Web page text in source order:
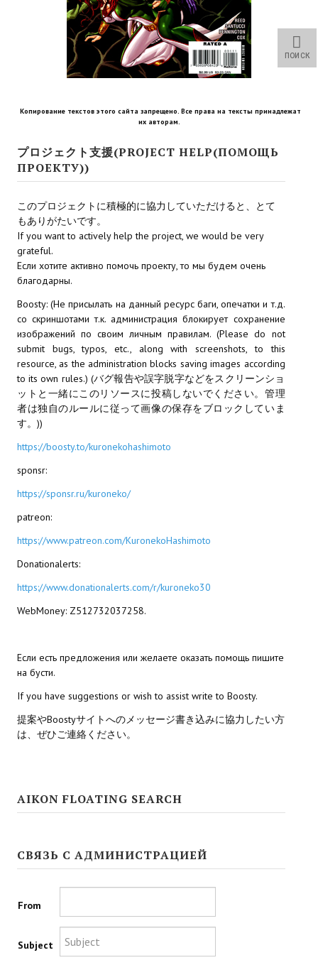
Star Trek Voyager Elite Force Remaster Fan Edition
Sacred Gold Remaster Fan Edition
Red Faction remaster Fan Edition
Aliens versus Predator 1 Remaster Fan Edition
Корсары 3 Сундук мертвеца Remaster Fan Edition
Sea Dogs Remaster Fan Edition
НОВОСТИ ПОРТАЛА
Новости Архив
МОДЫ ДЛЯ ИГР
Патчи
Mass Effect 2
Mass Effect 3
Моды
Divinity Original Sin Enhanced Edition
Dragon Age 2
Dragon Age: Inquisition
Fallout 3
Kingdoms of Amalur: Reckoning
Mass Effect Andromeda
Neverwinter Nights 1
Star Wars Jedi Knight: Dark Force II
Star Wars Knights of the Old Republic 2
Titan Quest Immortal Throne
Копирование текстов этого сайта запрещено. Все права на тексты принадлежат
их авторам.
プロジェクト支援(PROJECT HELP(ПОМОЩЬ
ПРОЕКТУ))
このプロジェクトに積極的に協力していただけると、とて
もありがたいです。
If you want to actively help the project, we would be very
grateful.
Если хотите активно помочь проекту, то мы будем очень
благодарны.
Boosty: (Не присылать на данный ресурс баги, опечатки и т.д.
со скриншотами т.к. администрация блокирует сохранение
изображений по своим личным правилам. (Please do not
submit bugs, typos, etc., along with screenshots, to this
resource, as the administration blocks saving images according
to its own rules.) (バグ報告や誤字脱字などをスクリーンショ
ットと一緒にこのリソースに投稿しないでください。管理
者は独自のルールに従って画像の保存をブロックしていま
す。))
https://boosty.to/kuronekohashimoto
sponsr:
https://sponsr.ru/kuroneko/
patreon:
https://www.patreon.com/KuronekoHashimoto
Donationalerts:
https://www.donationalerts.com/r/kuroneko30
WebMoney: Z512732037258.
Если есть предложения или желаете оказать помощь пишите
на бусти.
If you have suggestions or wish to assist write to Boosty.
提案やBoostyサイトへのメッセージ書き込みに協力したい方
は、ぜひご連絡ください。
AIKON FLOATING SEARCH
ПОИСК
СВЯЗЬ С АДМИНИСТРАЦИЕЙ
From
Subject